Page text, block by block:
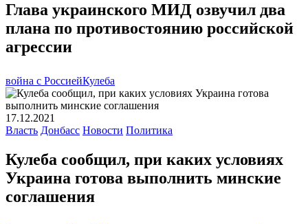
Глава украинского МИД озвучил два
плана по противостоянию российской
агрессии
война с РоссиейКулеба
17.12.2021
Власть Донбасс Новости Политика
Кулеба сообщил, при каких условиях
Украина готова выполнить минские
соглашения